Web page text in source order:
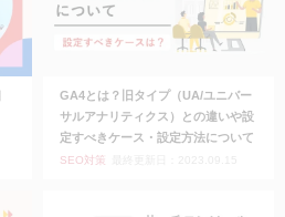
GA4とは？旧タイプ（UA/ユニバー
サルアナリティクス）との違いや設
定すべきケース・設定方法について
SEO対策